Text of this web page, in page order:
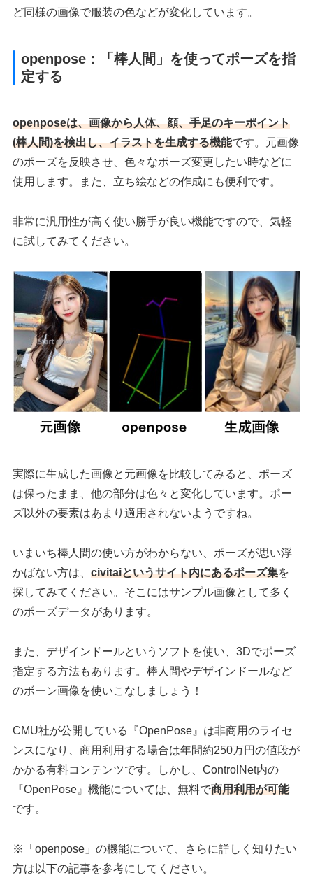
ど同様の画像で服装の色などが変化しています。
openpose：「棒人間」を使ってポーズを指
定する
openposeは、画像から人体、顔、手足のキーポイント
(棒人間)を検出し、イラストを生成する機能です。元画像
のポーズを反映させ、色々なポーズ変更したい時などに
使用します。また、立ち絵などの作成にも便利です。
非常に汎用性が高く使い勝手が良い機能ですので、気軽
に試してみてください。
実際に生成した画像と元画像を比較してみると、ポーズ
は保ったまま、他の部分は色々と変化しています。ポー
ズ以外の要素はあまり適用されないようですね。
いまいち棒人間の使い方がわからない、ポーズが思い浮
かばない方は、civitaiというサイト内にあるポーズ集を
探してみてください。そこにはサンプル画像として多く
のポーズデータがあります。
また、デザインドールというソフトを使い、3Dでポーズ
指定する方法もあります。棒人間やデザインドールなど
のボーン画像を使いこなしましょう！
CMU社が公開している『OpenPose』は非商用のライセ
ンスになり、商用利用する場合は年間約250万円の値段が
かかる有料コンテンツです。しかし、ControlNet内の
『OpenPose』機能については、無料で商用利用が可能
です。
※「openpose」の機能について、さらに詳しく知りたい
方は以下の記事を参考にしてください。